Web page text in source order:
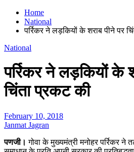
Home
National
पर्रिकर ने लड़कियों के शराब पीने पर
National
पर्रिकर ने लड़कियों के
चिंता प्रकट की
February 10, 2018
Janmat Jagran
पणजी। गोवा के मुख्यमंत्री मनोहर पर्रिकर ने